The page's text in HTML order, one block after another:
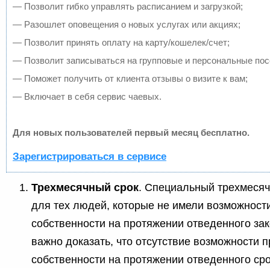
— Позволит гибко управлять расписанием и загрузкой;
— Разошлет оповещения о новых услугах или акциях;
— Позволит принять оплату на карту/кошелек/счет;
— Позволит записываться на групповые и персональные
— Поможет получить от клиента отзывы о визите к вам;
— Включает в себя сервис чаевых.
Для новых пользователей первый месяц бесплатно.
Зарегистрироваться в сервисе
Трехмесячный срок. Специальный
для тех людей, которые не имели
собственности на протяжении отведенного
важно доказать, что отсутствие
собственности на протяжении отведенного